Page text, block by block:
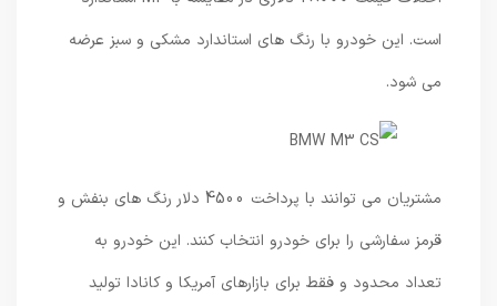
است. این خودرو با رنگ های استاندارد مشکی و سبز عرضه
می شود.
مشتریان می توانند با پرداخت 4500 دلار رنگ های بنفش و
قرمز سفارشی را برای خودرو انتخاب کنند. این خودرو به
تعداد محدود و فقط برای بازارهای آمریکا و کانادا تولید